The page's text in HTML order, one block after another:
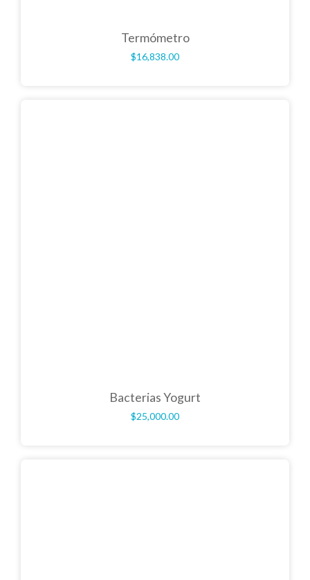
Termómetro
$16,838.00
Bacterias Yogurt
$25,000.00